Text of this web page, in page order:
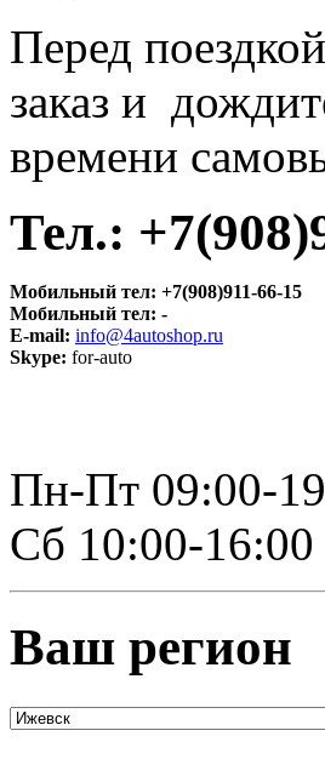
Перед
заказ и
времени
Тел.:
Мобильный тел: +7(908)911-66-15
Мобильный тел: -
E-mail: info@4autoshop.ru
Skype: for-auto
Пн-Пт 09:00-
Сб 10:00-16:00
Ваш регион